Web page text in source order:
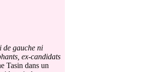
de gauche ni
ex-candidats
Tasin dans un